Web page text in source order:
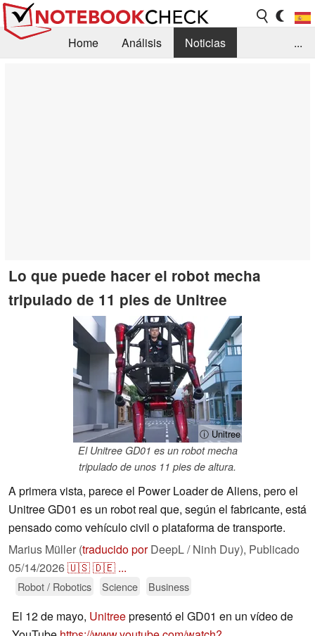
Home Análisis
Noticias
...
Lo que puede hacer el robot mecha
tripulado de 11 pies de Unitree
ⓘ Unitree
El Unitree GD01 es un robot mecha
tripulado de unos 11 pies de altura.
A primera vista, parece el Power Loader de Aliens, pero el
Unitree GD01 es un robot real que, según el fabricante, está
pensado como vehículo civil o plataforma de transporte.
Marius Müller (traducido porDeepL / Ninh Duy), Publicado
05/14/2026🇺🇸🇩🇪 ...
Robot / Robotics Science Business
El 12 de mayo, Unitreepresentó el GD01 en un vídeo de